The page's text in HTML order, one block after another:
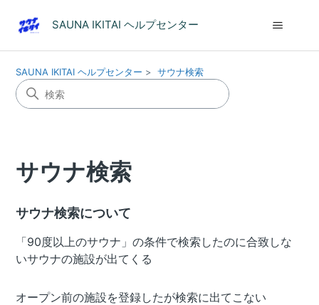
SAUNA IKITAI ヘルプセンター
SAUNA IKITAI ヘルプセンター サウナ検索
サウナ検索
サウナ検索について
「90度以上のサウナ」の条件で検索したのに合致しな
いサウナの施設が出てくる
オープン前の施設を登録したが検索に出てこない